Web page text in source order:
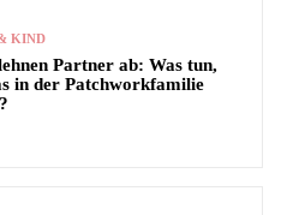
KIND
Partner ab: Was tun,
in der Patchworkfamilie